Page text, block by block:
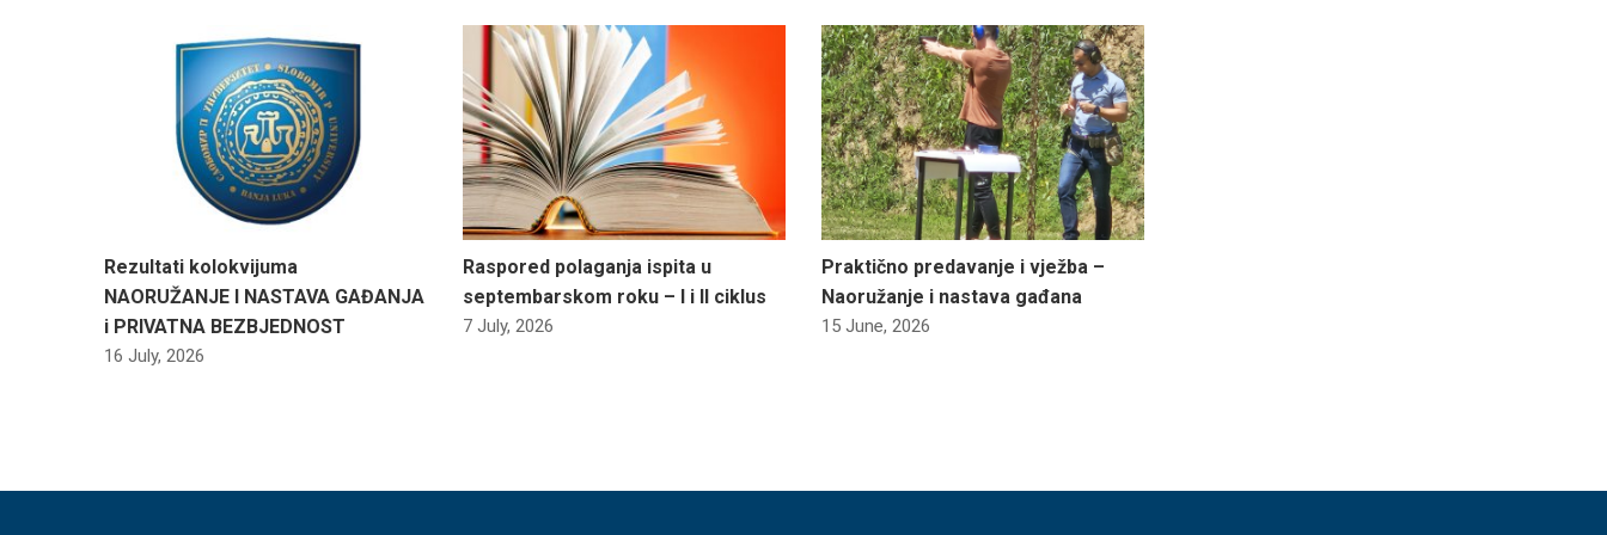
Rezultati kolokvijuma
NAORUŽANJE I NASTAVA GAĐANJA
i PRIVATNA BEZBJEDNOST
16 July, 2026
Raspored polaganja ispita u
septembarskom roku – I i II ciklus
7 July, 2026
Praktično predavanje i vježba –
Naoružanje i nastava gađana
15 June, 2026